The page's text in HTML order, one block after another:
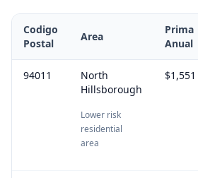
Codigo
Postal
Area
Prima
Anual
94011
North
Hillsborough
Lower risk
residential
area
$1,551